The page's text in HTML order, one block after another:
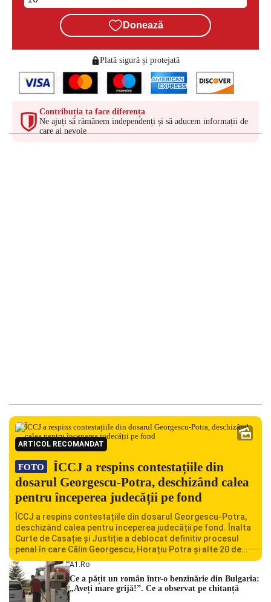
Donează
Plată sigură și protejată
Contribuția ta face diferența
Ne ajuți să rămânem independenți și să aducem informații de
care ai nevoie
ARTICOL RECOMANDAT
FOTO
ÎCCJ a respins contestațiile din
dosarul Georgescu-Potra, deschizând calea
pentru începerea judecății pe fond
ÎCCJ a respins contestațiile din dosarul Georgescu-Potra,
deschizând calea pentru începerea judecății pe fond. Înalta
Curte de Casație și Justiție a deblocat definitiv procesul
penal în care Călin Georgescu, Horațiu Potra și alte 20 de
persoane sunt acuzați de acțiuni îndreptate împotriva
ordinii constituționale. În ședința din camera preliminară,
judecătorii de la instanța supremă au […]
A1.ro
Ce a pățit un român într-o benzinărie din Bulgaria:
„Aveți mare grijă!”. Ce a observat pe chitanță